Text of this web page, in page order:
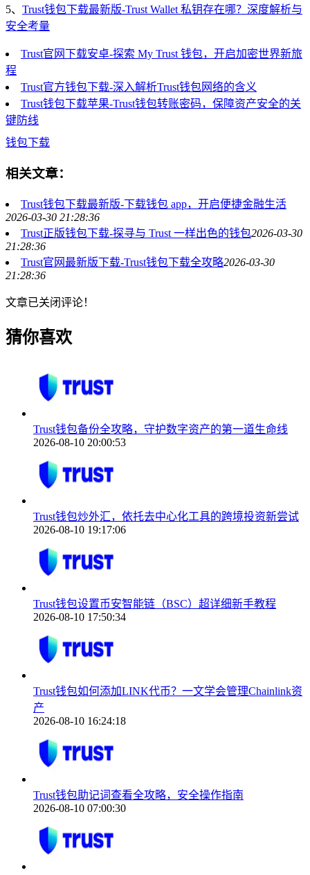
5、 Trust钱包下载最新版-Trust Wallet 私钥存在哪？深度解析与
安全考量
Trust官网下载安卓-探索 My Trust 钱包，开启加密世界新旅
程
Trust官方钱包下载-深入解析Trust钱包网络的含义
Trust钱包下载苹果-Trust钱包转账密码，保障资产安全的关
键防线
钱包下载
相关文章：
Trust钱包下载最新版-下载钱包 app，开启便捷金融生活
2026-03-30 21:28:36
Trust正版钱包下载-探寻与 Trust 一样出色的钱包2026-03-30
21:28:36
Trust官网最新版下载-Trust钱包下载全攻略2026-03-30
21:28:36
文章已关闭评论！
猜你喜欢
Trust钱包备份全攻略，守护数字资产的第一道生命线
2026-08-10 20:00:53
Trust钱包炒外汇，依托去中心化工具的跨境投资新尝试
2026-08-10 19:17:06
Trust钱包设置币安智能链（BSC）超详细新手教程
2026-08-10 17:50:34
Trust钱包如何添加LINK代币？一文学会管理Chainlink资
产
2026-08-10 16:24:18
Trust钱包助记词查看全攻略，安全操作指南
2026-08-10 07:00:30